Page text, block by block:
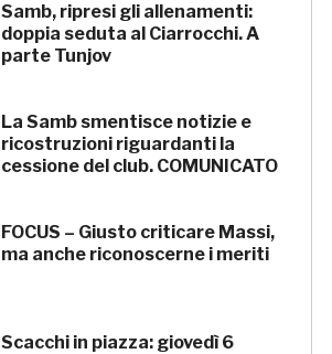
Samb, ripresi gli allenamenti:
doppia seduta al Ciarrocchi. A
parte Tunjov
La Samb smentisce notizie e
ricostruzioni riguardanti la
cessione del club. COMUNICATO
FOCUS – Giusto criticare Massi,
ma anche riconoscerne i meriti
Scacchi in piazza: giovedì 6